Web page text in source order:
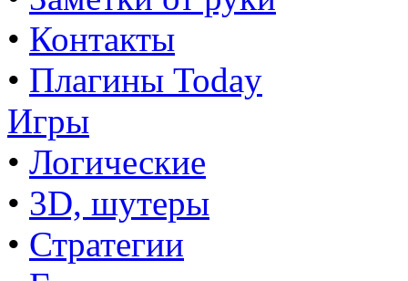
• Контакты
• Плагины Today
Игры
• Логические
• 3D, шутеры
• Стратегии